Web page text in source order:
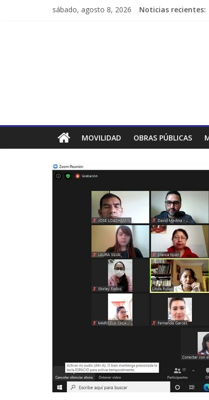
sábado, agosto 8, 2026 Noticias recientes:
MOVILIDAD OBRAS PÚBLICAS